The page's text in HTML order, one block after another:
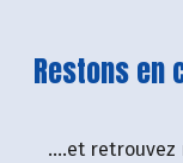
Restons en
....et